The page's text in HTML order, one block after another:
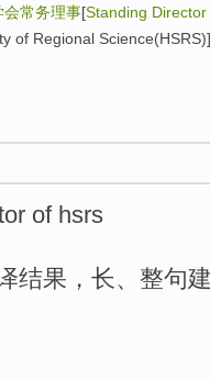
会常务理事[Standing Director
of Regional
of hsrs
结果，长、整句